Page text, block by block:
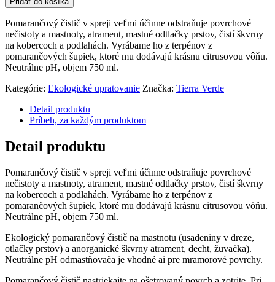
Pomarančový čistič v spreji veľmi účinne odstraňuje povrchové
nečistoty a mastnoty, atrament, mastné odtlačky prstov, čistí škvrny
na kobercoch a podlahách. Vyrábame ho z terpénov z
pomarančových šupiek, ktoré mu dodávajú krásnu citrusovou vôňu.
Neutrálne pH, objem 750 ml.
Kategórie: Ekologické upratovanie Značka: Tierra Verde
Detail produktu
Príbeh, za každým produktom
Detail produktu
Pomarančový čistič v spreji veľmi účinne odstraňuje povrchové
nečistoty a mastnoty, atrament, mastné odtlačky prstov, čistí škvrny
na kobercoch a podlahách. Vyrábame ho z terpénov z
pomarančových šupiek, ktoré mu dodávajú krásnu citrusovou vôňu.
Neutrálne pH, objem 750 ml.
Ekologický pomarančový čistič na mastnotu (usadeniny v dreze,
otlačky prstov) a anorganické škvrny atrament, decht, žuvačka).
Neutrálne pH odmastňovača je vhodné ai pre mramorové povrchy.